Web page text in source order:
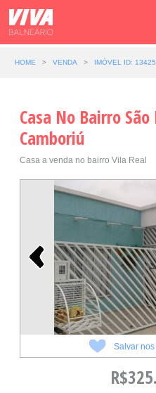
HOME > VENDA > IMÓVEL ID: 13425
Casa No Bairro
Camboriú
Casa a venda no bairro Vila Real
Salvar